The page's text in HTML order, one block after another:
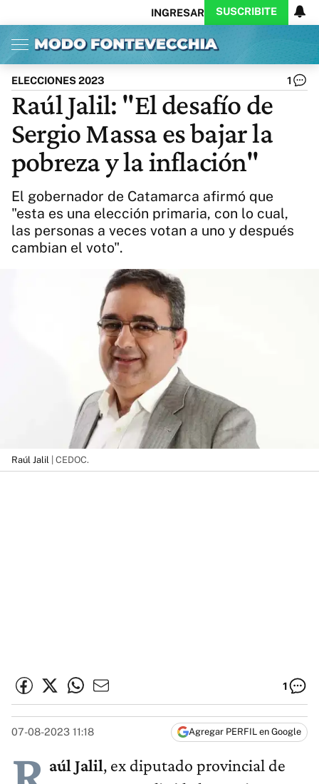
INGRESAR SUSCRIBITE
Inicio Ahora
Opinión
Política
Ciencia
Cultura
Arte
Educación
Internacional
Deportes
CARAS
Exitoina
Turismo
Videos
Córdoba
Reperfilar
Business
Noticias
Caras
Exitoina
Gaming
Vivo
Diario del Juicio
Actualidad
ELECCIONES 2023 1
Raúl Jalil: "El desafío de
Sergio Massa es bajar la
pobreza y la inflación"
El gobernador de Catamarca afirmó que
"esta es una elección primaria, con lo cual,
las personas a veces votan a uno y después
cambian el voto".
Raúl Jalil | CEDOC.
1
07-08-2023 11:18 Agregar PERFIL en Google
aúl Jalil, ex diputado provincial de